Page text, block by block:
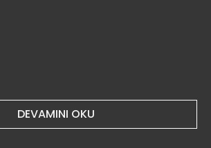
DEVAMINI OKU